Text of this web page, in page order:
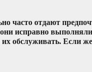
часто отдают
исправно
обслуживать. Если же